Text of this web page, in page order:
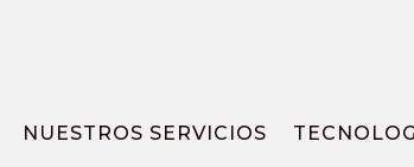
NUESTROS SERVICIOS